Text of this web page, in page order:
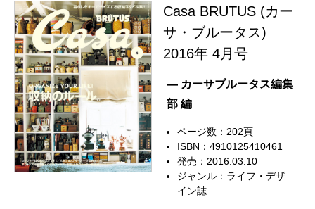
Casa BRUTUS (カー
サ・ブルータス)
2016年 4月号
— カーサブルータス編集
部 編
ページ数：202頁
ISBN：4910125410461
発売：2016.03.10
ジャンル： ライフ・デザ
イン誌